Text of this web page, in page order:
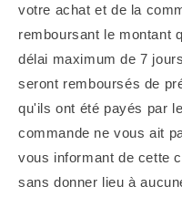
votre achat et de la
remboursant le montant
délai maximum de 7
seront remboursés de
qu'ils ont été payés par
commande ne vous ait
vous informant de cette
sans donner lieu à